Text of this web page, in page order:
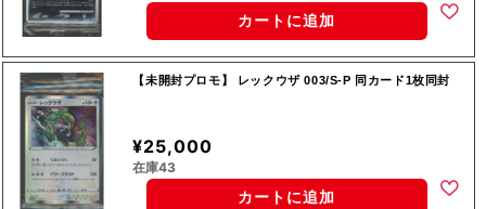
カートに追加
【未開封プロモ】 レックウザ 003/S-P 同カード1枚同封
¥25,000
在庫43
カートに追加